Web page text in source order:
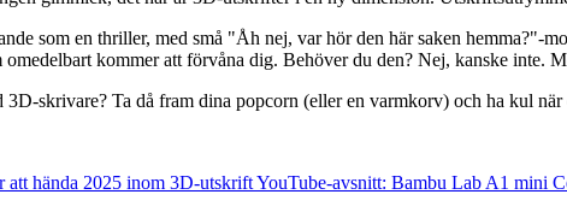
som en thriller, med små "Åh nej, var hör den här saken
omedelbart kommer att förvåna dig. Behöver du den? Nej, kanske inte.
3D-skrivare? Ta då fram dina popcorn (eller en varmkorv) och ha kul
att hända 2025 inom 3D-utskriftYouTube-avsnitt: Bambu Lab A1 mini